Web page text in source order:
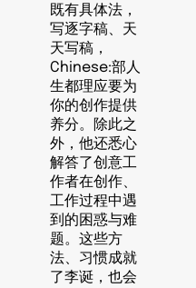
既有具体法，
写逐字稿、天
天写稿，
Chinese:部人
生都理应要为
你的创作提供
养分。除此之
外，他还悉心
解答了创意工
作者在创作、
工作过程中遇
到的困惑与难
题。这些方
法、习惯成就
了李诞，也会